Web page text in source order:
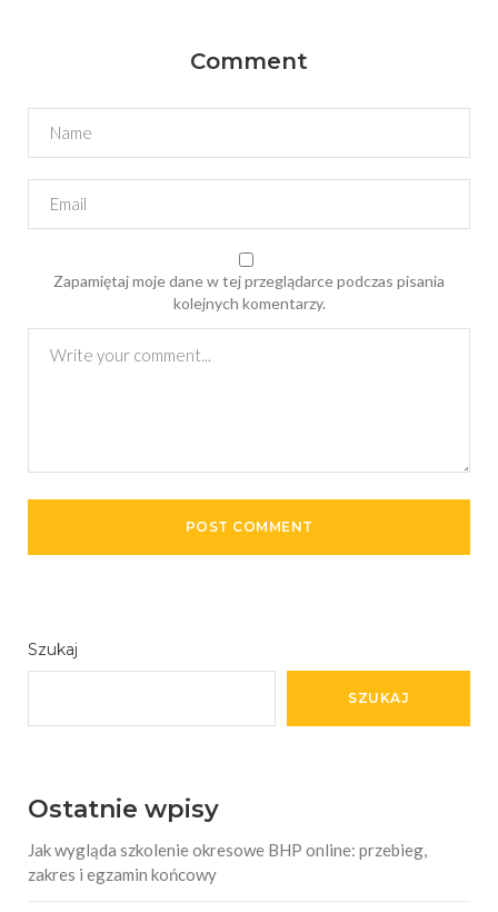
Comment
Zapamiętaj moje dane w tej przeglądarce podczas pisania
kolejnych komentarzy.
Szukaj
SZUKAJ
Ostatnie wpisy
Jak wygląda szkolenie okresowe BHP online: przebieg,
zakres i egzamin końcowy